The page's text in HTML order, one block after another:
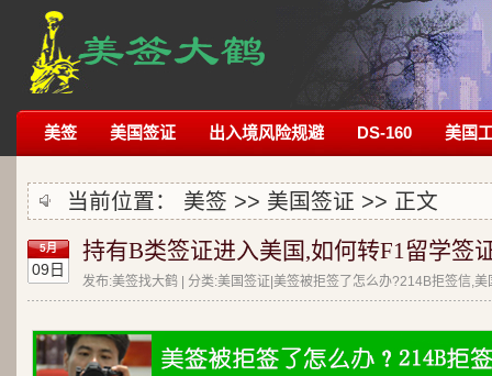
美签 美国签证 出入境风险规避 DS-160 美国
当前位置： 美签 >> 美国签证 >> 正文
5月
09日
持有B类签证进入美国,如何转F1留学签
发布:美签找大鹤 | 分类:美国签证|美签被拒签了怎么办?214B拒签信,